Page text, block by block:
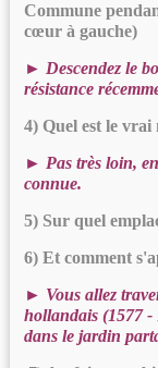
Commune
cœur à gauche)
► Descendez le
résistance
4) Quel est le vrai
► Pas très loin,
connue.
5) Sur quel
6) Et comment
► Vous allez
hollandais (1577 -
dans le jardin